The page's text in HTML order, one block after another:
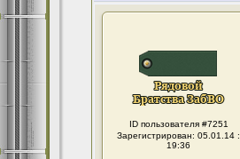
ID пользователя #7251
Зарегистрирован: 05.01.14 :
19:36